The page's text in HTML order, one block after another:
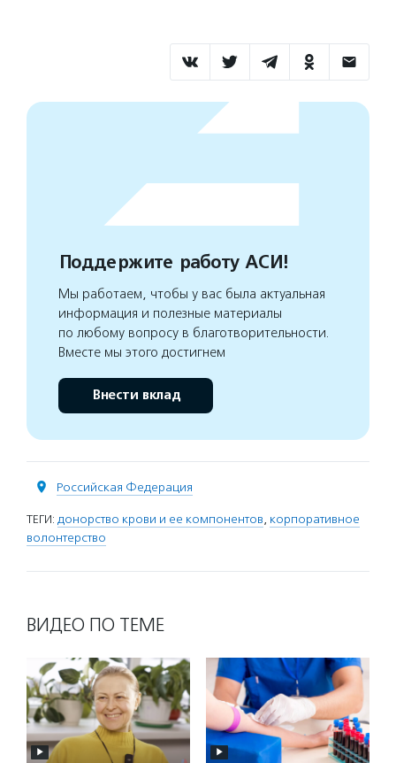
Поддержите работу АСИ!
Мы работаем, чтобы у вас была актуальная
информация и полезные материалы
по любому вопросу в благотворительности.
Вместе мы этого достигнем
Внести вклад
Российская Федерация
ТЕГИ: донорство крови и ее компонентов, корпоративное
волонтерство
ВИДЕО ПО ТЕМЕ